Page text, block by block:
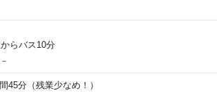
らバス10分
45分（残業少なめ！）